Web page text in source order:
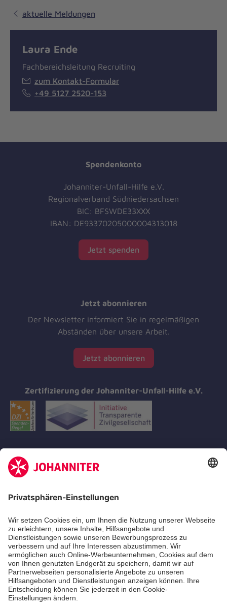
aktuelle Meldungen
Laura Ende
Fachbereichsleitung Recruiting
zum Kontakt-Formular
+49 5127 2520-153
Spendenkonto
Johanniter-Unfall-Hilfe e.V.
Regionalverband Südniedersachsen
BIC: BFSWDE33XXX
IBAN: DE93370205000004313018
Jetzt spenden
Jetzt abonnieren
Der Newsletter informiert Sie in regelmäßigen
Abständen über unsere Arbeit.
Jetzt abonnieren
Zertifizierung der Johanniter-Unfall-Hilfe e.V.
Erste-Hilfe-Kurse
Jobs
Ehrenamt
Freiwilligendienst
Johanniter-Jugend